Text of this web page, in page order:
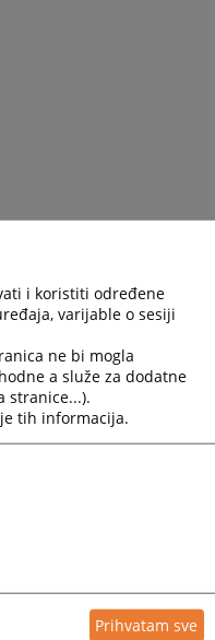
je odbio prijedlog
produženog
KZ RS.
se neuvjerljivim
sumnje da je
i koristiti određene
varijable o sesiji
ne bi mogla
a služe za dodatne
stranice...).
tih informacija.
Prihvatam sve